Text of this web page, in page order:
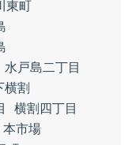
東町
水戸島二丁目
横割
横割四丁目
本市場